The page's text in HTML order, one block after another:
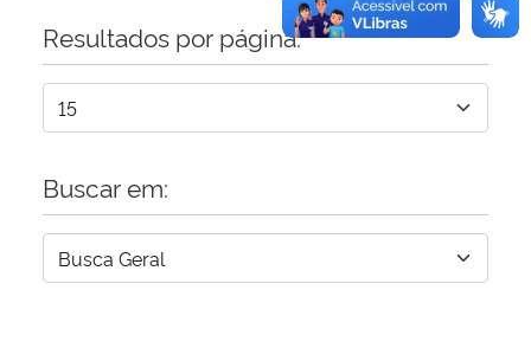
PlanaltoResultados por página:
Buscar em: